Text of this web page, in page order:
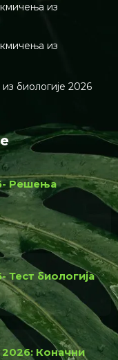
из
из
биологије 2026
Решења
биологија
Коначни